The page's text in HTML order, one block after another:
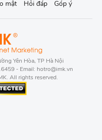
mật Hỏi đáp Góp ý
Yên Hòa, TP Hà Nội
- Email: hotro@imk.vn
All rights reserved.